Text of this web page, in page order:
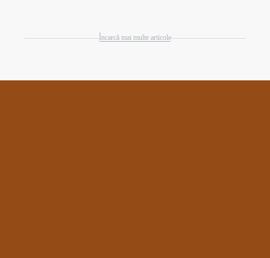
Încarcă mai multe articole